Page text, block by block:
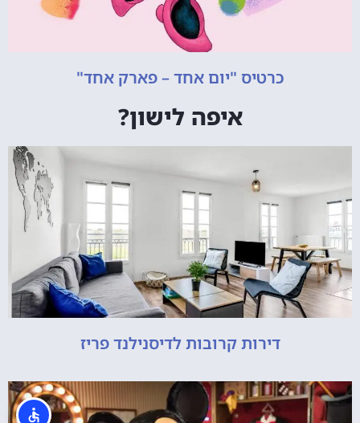
כרטיס "יום אחד – פארק אחד"
איפה לישון?
דירות קרובות לדיסנילנד פריז